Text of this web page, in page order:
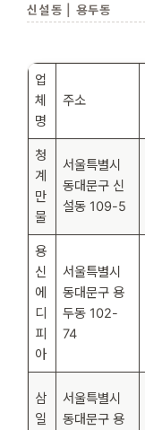
신설동 | 용두동
업
체
명
주소
청
계
만
물
서울특별시
동대문구 신
설동 109-5
용
신
에
디
피
아
서울특별시
동대문구 용
두동 102-
74
삼
일
서울특별시
동대문구 용